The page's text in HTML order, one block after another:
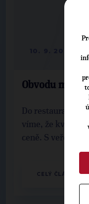
Obvodu musí
Do restaurace
víme, že kvalita
ceně. S
CELÝ ČLÁNEK